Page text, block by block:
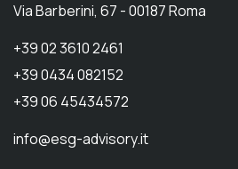
Via Barberini, 67 - 00187 Roma
+39 02 3610 2461
+39 0434 082152
+39 06 45434572
info@esg-advisory.it